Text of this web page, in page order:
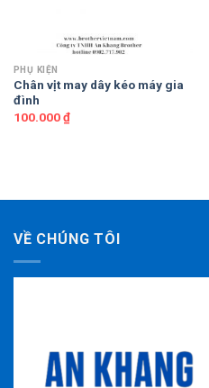
PHỤ KIỆN
Chân vịt may dây kéo máy gia
đình
100.000₫
VỀ CHÚNG TÔI